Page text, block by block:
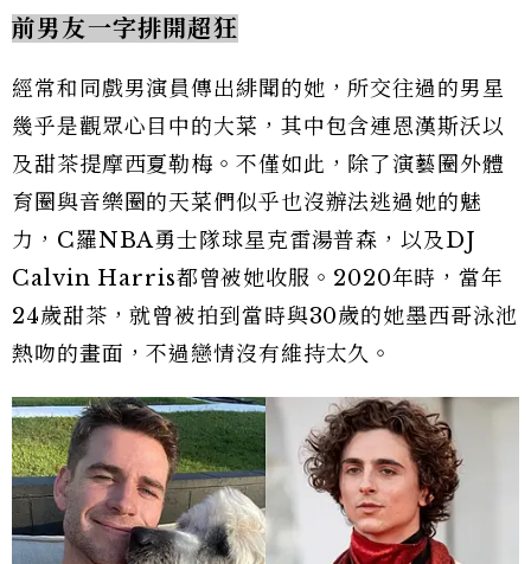
前男友一字排開超狂
經常和同戲男演員傳出緋聞的她，所交往過的男星
幾乎是觀眾心目中的大菜，其中包含連恩漢斯沃以
及甜茶提摩西夏勒梅。不僅如此，除了演藝圈外體
育圈與音樂圈的天菜們似乎也沒辦法逃過她的魅
力，C羅NBA勇士隊球星克雷湯普森，以及DJ
Calvin Harris都曾被她收服。2020年時，當年
24歲甜茶，就曾被拍到當時與30歲的她墨西哥泳池
熱吻的畫面，不過戀情沒有維持太久。